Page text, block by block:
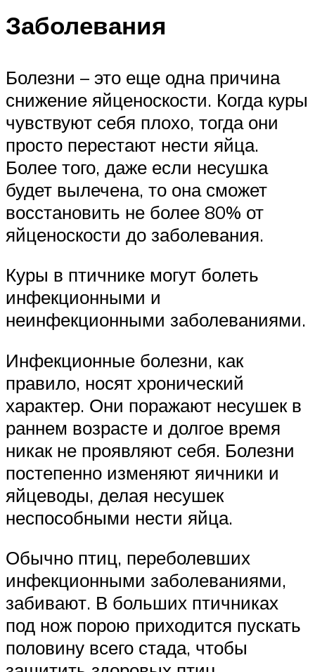
Заболевания
Болезни – это еще одна причина
снижение яйценоскости. Когда куры
чувствуют себя плохо, тогда они
просто перестают нести яйца.
Более того, даже если несушка
будет вылечена, то она сможет
восстановить не более 80% от
яйценоскости до заболевания.
Куры в птичнике могут болеть
инфекционными и
неинфекционными заболеваниями.
Инфекционные болезни, как
правило, носят хронический
характер. Они поражают несушек в
раннем возрасте и долгое время
никак не проявляют себя. Болезни
постепенно изменяют яичники и
яйцеводы, делая несушек
неспособными нести яйца.
Обычно птиц, переболевших
инфекционными заболеваниями,
забивают. В больших птичниках
под нож порою приходится пускать
половину всего стада, чтобы